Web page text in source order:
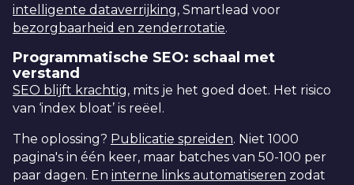
intelligente dataverrijking, Smartlead voor
bezorgbaarheid en zenderrotatie.
Programmatische SEO: schaal met
verstand
SEO blijft krachtig, mits je het goed doet. Het risico
van ‘index bloat’ is reëel.
The oplossing? Publicatie spreiden. Niet 1000
pagina's in één keer, maar batches van 50-100 per
paar dagen. En interne links automatiseren zodat